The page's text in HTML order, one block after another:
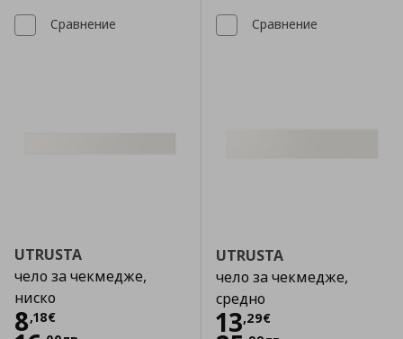
Сравнение
UTRUSTA
чело за чекмедже,
ниско
8,18€
Цена
Сравнение
UTRUSTA
чело за чекмедже,
средно
13,29€
Цена